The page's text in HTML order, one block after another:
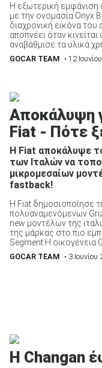
ΑΝΑΖΗΤΗΣΗ
Η εξωτερική εμφάνιση
με την ονομασία Onyx
διαχρονική εικόνα του
αποπνέει όταν
αναβάθμισε τα υλικά
GOCAR TEAM • 12
Αποκάλυψη
Fiat - Πότε
H Fiat αποκάλυψε
των Ιταλών να
μικρομεσαίων
fastback!
H Fiat δημοσιοποίησε
πολυαναμενόμενων
new μοντέλων της
της μάρκας στο πιο
Segment.Η οικογένεια
GOCAR TEAM • 3 Ιουνίου
Η Changan